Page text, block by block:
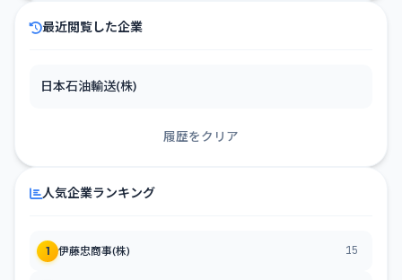
最近閲覧した企業
日本石油輸送(株)
履歴をクリア
人気企業ランキング
1 伊藤忠商事(株) 15